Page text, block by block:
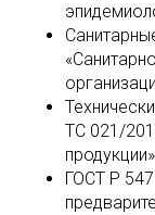
ТС 021/
продукции»
ГОСТ Р